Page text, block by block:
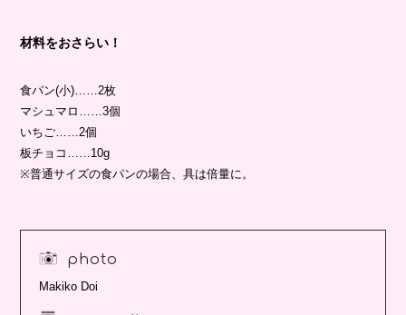
材料をおさらい！
食パン(小)……2枚
マシュマロ……3個
いちご……2個
板チョコ……10g
※普通サイズの食パンの場合、具は倍量に。
photo
Makiko Doi